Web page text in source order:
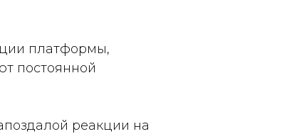
платформы,
постоянной
реакции на